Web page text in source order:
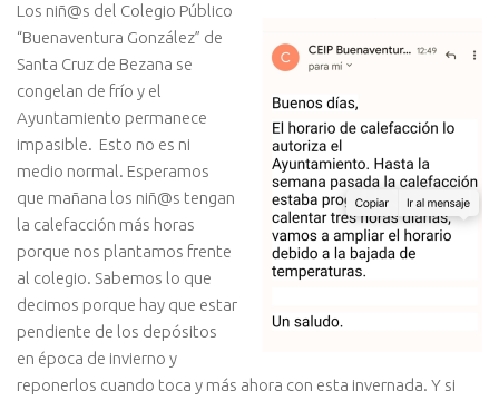
Los niñ@s del Colegio Público
“Buenaventura González” de
Santa Cruz de Bezana se
congelan de frío y el
Ayuntamiento permanece
impasible. Esto no es ni
medio normal. Esperamos
que mañana los niñ@s tengan
la calefacción más horas
porque nos plantamos frente
al colegio. Sabemos lo que
decimos porque hay que estar
pendiente de los depósitos
en época de invierno y
reponerlos cuando toca y más ahora con esta invernada. Y si